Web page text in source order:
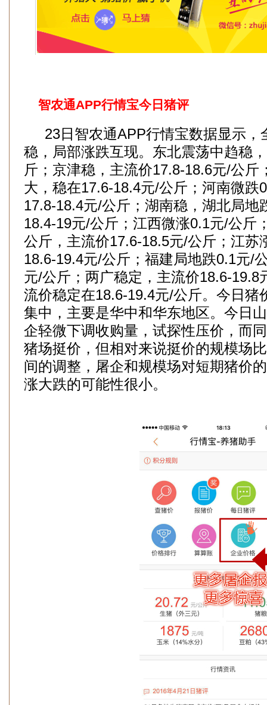
智农通APP行情宝今日猪评
23日智农通APP行情宝数据显示，
稳，局部涨跌互现。东北震荡中趋稳
斤；京津稳，主流价17.8-18.6元/公斤
大，稳在17.6-18.4元/公斤；河南微跌
17.8-18.4元/公斤；湖南稳，湖北局地
18.4-19元/公斤；江西微涨0.1元/公斤
公斤，主流价17.6-18.5元/公斤；江苏
18.6-19.4元/公斤；福建局地跌0.1元/
元/公斤；两广稳定，主流价18.6-19.8
流价稳定在18.6-19.4元/公斤。今日猪
集中，主要是华中和华东地区。今日
企轻微下调收购量，试探性压价，而
猪场挺价，但相对来说挺价的规模场
间的调整，屠企和规模场对短期猪价
涨大跌的可能性很小。